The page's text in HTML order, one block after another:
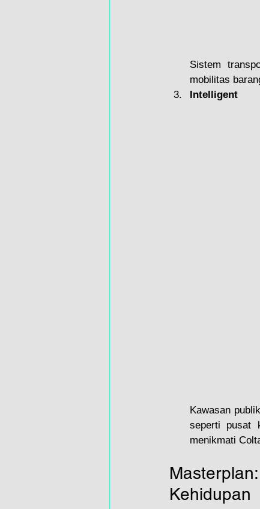
Sistem
mobilitas
Intelligent
Kawasan
seperti pusat
menikmati
Kehidupan